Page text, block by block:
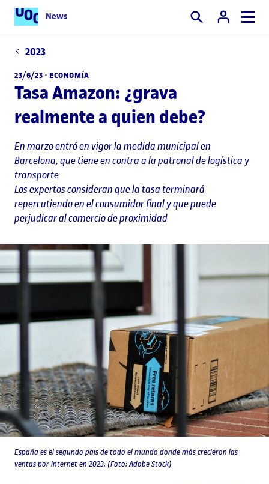
News Buscar
2023
23/6/23 · ECONOMÍA
Tasa Amazon: ¿grava
realmente a quien debe?
En marzo entró en vigor la medida municipal en
Barcelona, que tiene en contra a la patronal de logística y
transporte
Los expertos consideran que la tasa terminará
repercutiendo en el consumidor final y que puede
perjudicar al comercio de proximidad
España es el segundo país de todo el mundo donde más crecieron las
ventas por internet en 2023. (Foto: Adobe Stock)